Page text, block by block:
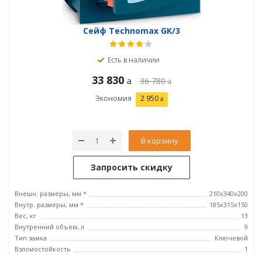
Сейф Technomax GK/3
Есть в наличии
33 830 36 780
Экономия 2 950
В корзину
Запросить скидку
Внешн. размеры, мм *
210x340x200
Внутр. размеры, мм *
185х315х150
Вес, кг
13
Внутренний объем, л
9
Тип замка
Ключевой
Взломостойкость
1